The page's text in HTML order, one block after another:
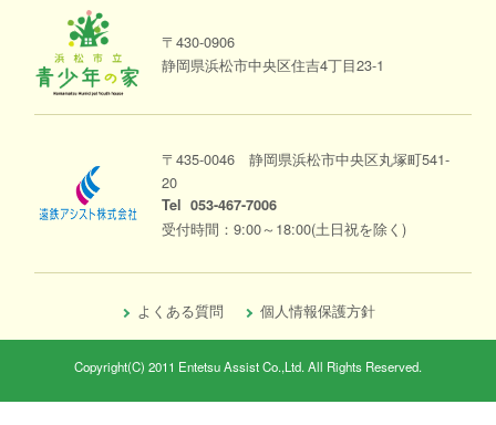
〒430-0906
静岡県浜松市中央区住吉4丁目23-1
〒435-0046 静岡県浜松市中央区丸塚町541-
20
Tel 053-467-7006
受付時間：9:00～18:00(土日祝を除く)
よくある質問 個人情報保護方針
Copyright(C) 2011 Entetsu Assist Co.,Ltd. All Rights Reserved.